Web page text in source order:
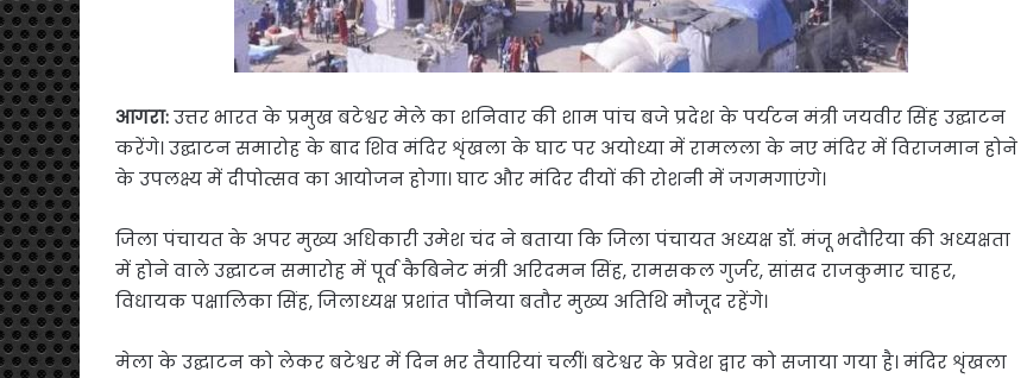
आगरा:उत्तर भारत के प्रमुख बटेश्वर मेले का शनिवार की शाम पांच बजे प्रदेश के पर्यटन मंत्री जयवीर सिंह उद्घाटन
करेंगे। उद्घाटन समारोह के बाद शिव मंदिर शृंखला के घाट पर अयोध्या में रामलला के नए मंदिर में विराजमान होने
के उपलक्ष्य में दीपोत्सव का आयोजन होगा। घाट और मंदिर दीयों की रोशनी में जगमगाएंगे।
जिला पंचायत के अपर मुख्य अधिकारी उमेश चंद ने बताया कि जिला पंचायत अध्यक्ष डॉ. मंजू भदौरिया की अध्यक्षता
में होने वाले उद्घाटन समारोह में पूर्व कैबिनेट मंत्री अरिदमन सिंह, रामसकल गुर्जर, सांसद राजकुमार चाहर,
विधायक पक्षालिका सिंह, जिलाध्यक्ष प्रशांत पौनिया बतौर मुख्य अतिथि मौजूद रहेंगे।
मेला के उद्घाटन को लेकर बटेश्वर में दिन भर तैयारियां चलीं। बटेश्वर के प्रवेश द्वार को सजाया गया है। मंदिर शृंखला